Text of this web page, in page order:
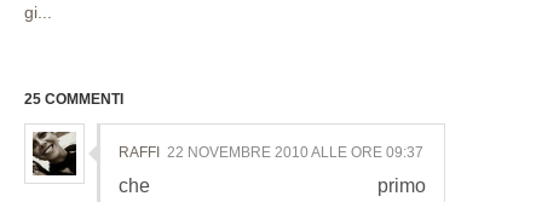
gi...
25 COMMENTI
RAFFI 22 NOVEMBRE 2010 ALLE ORE 09:37
che primo